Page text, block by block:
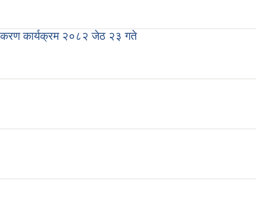
कार्यक्रम २०८२ जेठ २३ गते